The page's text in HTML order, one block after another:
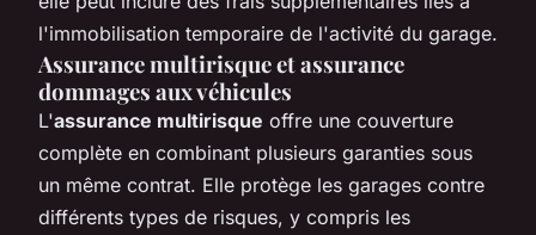
l'immobilisation temporaire de l'activité du garage.
Assurance multirisque et assurance
dommages aux véhicules
L'assurance multirisque offre une couverture
complète en combinant plusieurs garanties sous
un même contrat. Elle protège les garages contre
différents types de risques, y compris les